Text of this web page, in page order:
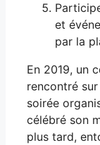
et
par la
En 2019, un
rencontré
soirée
célébré son
plus tard,